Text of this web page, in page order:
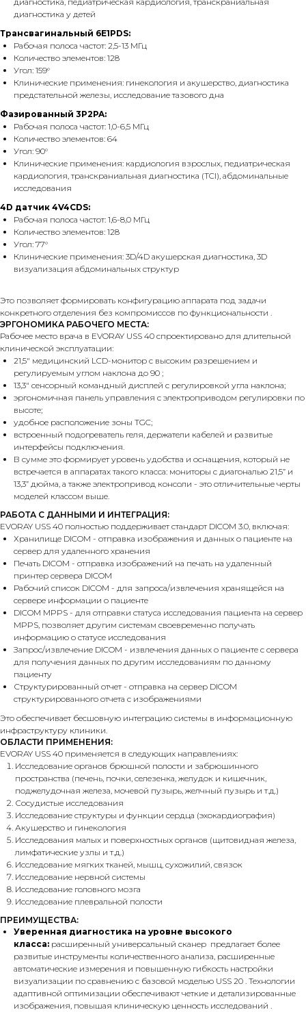
диагностика у детей
Трансвагинальный 6E1PDS:
Рабочая полоса частот: 2,5-13 МГц
Количество элементов: 128
Угол: 159°
Клинические применения: гинекология и акушерство, диагностика
предстательной железы, исследование тазового дна
Фазированный 3P2PA:
Рабочая полоса частот: 1,0-6,5 МГц
Количество элементов: 64
Угол: 90°
Клинические применения: кардиология взрослых, педиатрическая
кардиология, транскраниальная диагностика (TCI), абдоминальные
исследования
4D датчик 4V4CDS:
Рабочая полоса частот: 1,6-8,0 МГц
Количество элементов: 128
Угол: 77°
Клинические применения: 3D/4D акушерская диагностика, 3D
визуализация абдоминальных структур
Это позволяет формировать конфигурацию аппарата под задачи
конкретного отделения без компромиссов по функциональности .
ЭРГОНОМИКА РАБОЧЕГО МЕСТА:
Рабочее место врача в EVORAY USS 40 спроектировано для длительной
клинической эксплуатации:
21,5″ медицинский LCD-монитор с высоким разрешением и
регулируемым углом наклона до 90 ;
13,3″ сенсорный командный дисплей с регулировкой угла наклона;
эргономичная панель управления с электроприводом регулировки по
высоте;
удобное расположение зоны TGC;
встроенный подогреватель геля, держатели кабелей и развитые
интерфейсы подключения.
В сумме это формирует уровень удобства и оснащения, который не
встречается в аппаратах такого класса: мониторы с диагональю 21,5” и
13,3” дюйма, а также электропривод консоли - это отличительные черты
моделей классом выше.
РАБОТА С ДАННЫМИ И ИНТЕГРАЦИЯ:
EVORAY USS 40 полностью поддерживает стандарт DICOM 3.0, включая:
Хранилище DICOM - отправка изображения и данных о пациенте на
сервер для удаленного хранения
Печать DICOM - отправка изображений на печать на удаленный
принтер сервера DICOM
Рабочий список DICOM - для запроса/извлечения хранящейся на
сервере информации о пациенте
DICOM MPPS - для отправки статуса исследования пациента на сервер
MPPS, позволяет другим системам своевременно получать
информацию о статусе исследования
Запрос/извлечение DICOM - извлечения данных о пациенте с сервера
для получения данных по другим исследованиям по данному
пациенту
Структурированный отчет - отправка на сервер DICOM
структурированного отчета с изображениями
Это обеспечивает бесшовную интеграцию системы в информационную
инфраструктуру клиники.
ОБЛАСТИ ПРИМЕНЕНИЯ:
EVORAY USS 40 применяется в следующих направлениях:
Исследование органов брюшной полости и забрюшинного
пространства (печень, почки, селезенка, желудок и кишечник,
поджелудочная железа, мочевой пузырь, желчный пузырь и т.д.)
Сосудистые исследования
Исследование структуры и функции сердца (эхокардиография)
Акушерство и гинекология
Исследования малых и поверхностных органов (щитовидная железа,
лимфатические узлы и т.д.)
Исследование мягких тканей, мышц, сухожилий, связок
Исследование нервной системы
Исследование головного мозга
Исследование плевральной полости
ПРЕИМУЩЕСТВА:
Уверенная диагностика на уровне высокого
класса: расширенный универсальный сканер предлагает более
развитые инструменты количественного анализа, расширенные
автоматические измерения и повышенную гибкость настройки
визуализации по сравнению с базовой моделью USS 20 . Технологии
адаптивной оптимизации обеспечивают четкие и детализированные
изображения, повышая клиническую ценность исследований .